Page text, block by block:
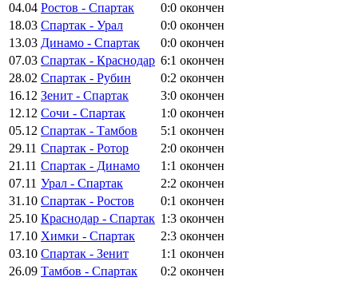
04.04 Ростов - Спартак 0:0 окончен
18.03 Спартак - Урал 0:0 окончен
13.03 Динамо - Спартак 0:0 окончен
07.03 Спартак - Краснодар 6:1 окончен
28.02 Спартак - Рубин 0:2 окончен
16.12 Зенит - Спартак 3:0 окончен
12.12 Сочи - Спартак 1:0 окончен
05.12 Спартак - Тамбов 5:1 окончен
29.11 Спартак - Ротор 2:0 окончен
21.11 Спартак - Динамо 1:1 окончен
07.11 Урал - Спартак 2:2 окончен
31.10 Спартак - Ростов 0:1 окончен
25.10 Краснодар - Спартак 1:3 окончен
17.10 Химки - Спартак 2:3 окончен
03.10 Спартак - Зенит 1:1 окончен
26.09 Тамбов - Спартак 0:2 окончен